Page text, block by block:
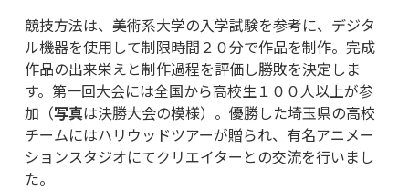
競技方法は、美術系大学の入学試験を参考に、デジタ
ル機器を使用して制限時間２０分で作品を制作。完成
作品の出来栄えと制作過程を評価し勝敗を決定しま
す。第一回大会には全国から高校生１００人以上が参
加（写真は決勝大会の模様）。優勝した埼玉県の高校
チームにはハリウッドツアーが贈られ、有名アニメー
ションスタジオにてクリエイターとの交流を行いまし
た。